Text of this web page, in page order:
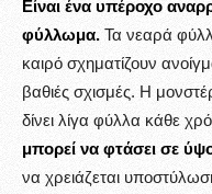
Είναι ένα υπέροχο
φύλλωμα. Τα νεαρά
καιρό σχηματίζουν
βαθιές σχισμές. Η
δίνει λίγα φύλλα κάθε
μπορεί να φτάσει σε
να χρειάζεται